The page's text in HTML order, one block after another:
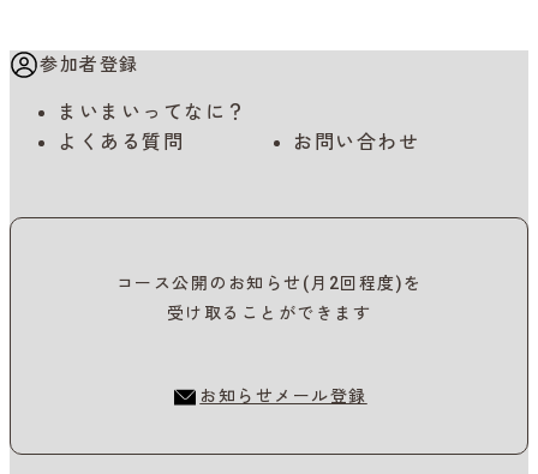
参加者登録
まいまいってなに？
よくある質問
お問い合わせ
コース公開のお知らせ(月2回程度)を
受け取ることができます
お知らせメール登録